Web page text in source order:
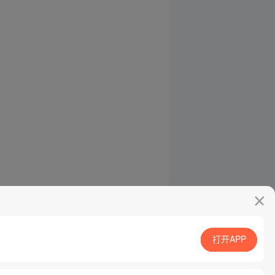
打开APP